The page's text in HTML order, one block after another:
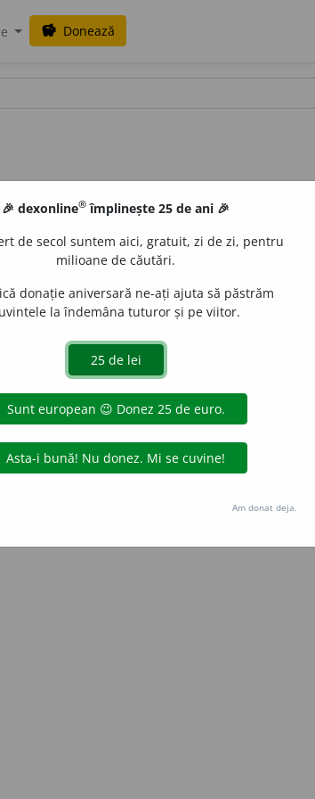
savings Donează
practicism.(~ul unei persoane.)
© 2004-2026 dexonline (https://dexonline.ro)
site, inclusiv prin orice metode de extragere automată
scris, cu excepția seturilor de date oferite oficial spre utilizare
Hosterion
🎉 dexonline® împlinește 25 de ani 🎉
de secol suntem aici, gratuit, zi de zi, pentru
milioane de căutări.
donație aniversară ne-ați ajuta să păstrăm
la îndemâna tuturor și pe viitor.
Am donat deja.